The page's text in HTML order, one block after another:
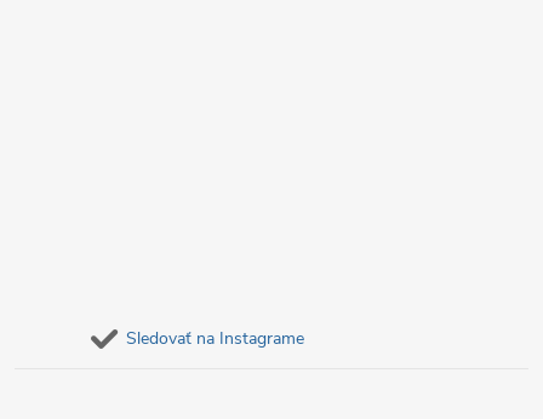
Sledovať na Instagrame